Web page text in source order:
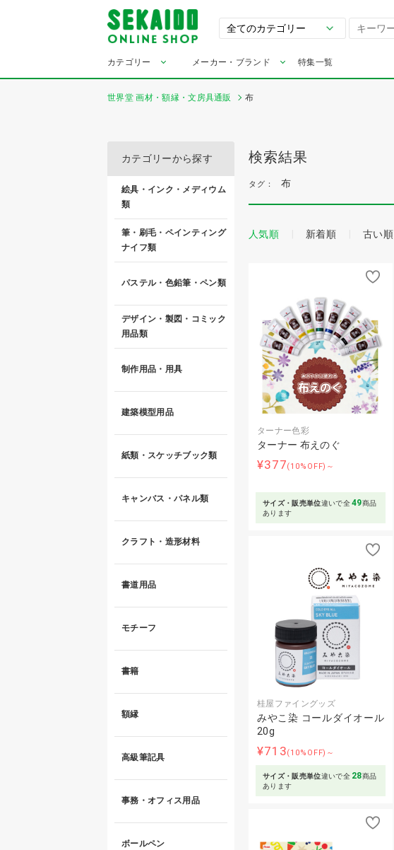
カテゴリー メーカー・ブランド 特集一覧
世界堂 画材・額縁・文房具通販 布
検索結果
タグ： 布
人気順 新着順 古い順
ターナー色彩
ターナー 布えのぐ
¥377(10%OFF)～
サイズ・販売単位違いで全49商品
あります
桂屋ファイングッズ
みやこ染 コールダイオール
20g
¥713(10%OFF)～
サイズ・販売単位違いで全 28商品
あります
カテゴリーから探す
絵具・インク・メディウム
類
筆・刷毛・ペインティング
ナイフ類
パステル・色鉛筆・ペン類
デザイン・製図・コミック
用品類
制作用品・用具
建築模型用品
紙類・スケッチブック類
キャンバス・パネル類
クラフト・造形材料
書道用品
モチーフ
書籍
額縁
高級筆記具
事務・オフィス用品
ボールペン